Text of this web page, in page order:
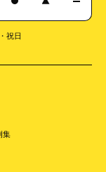
祝日
集